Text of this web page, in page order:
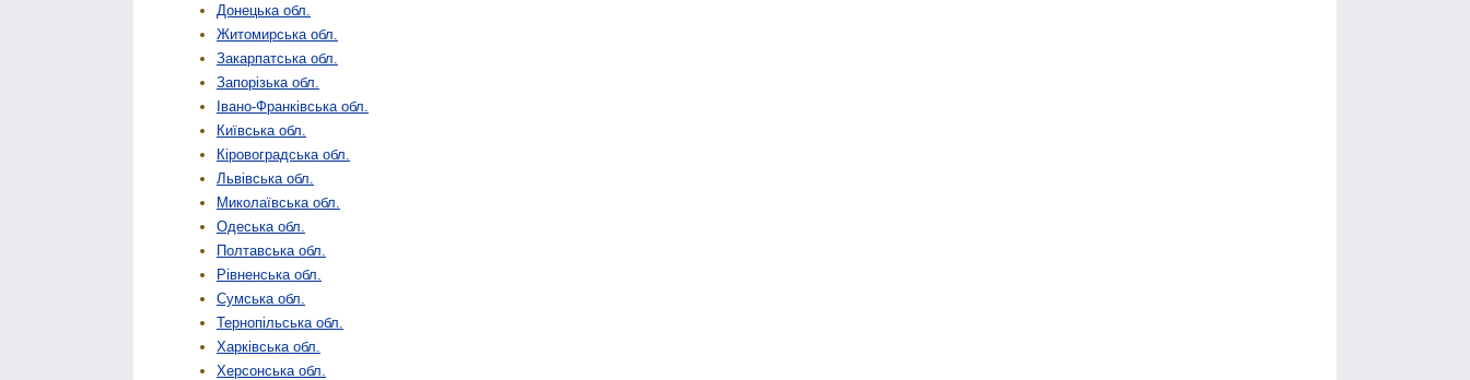
Донецька обл.
Житомирська обл.
Закарпатська обл.
Запорізька обл.
Івано-Франківська обл.
Київська обл.
Кіровоградська обл.
Львівська обл.
Миколаївська обл.
Одеська обл.
Полтавська обл.
Рівненська обл.
Сумська обл.
Тернопільська обл.
Харківська обл.
Херсонська обл.